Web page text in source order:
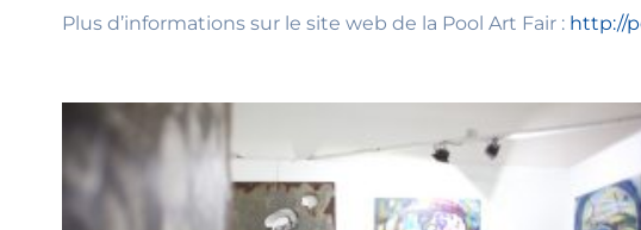
Plus d’informations sur le site web de la Pool Art Fair : http://